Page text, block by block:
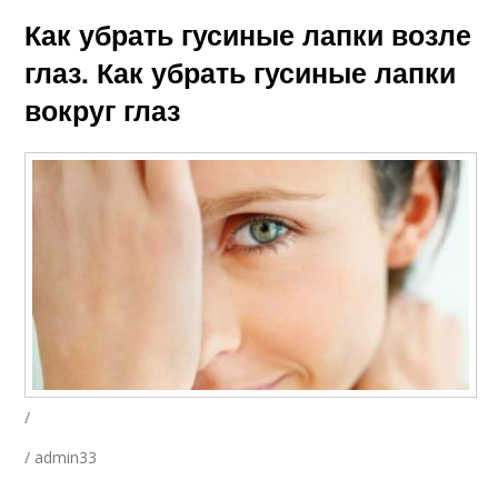
Как убрать гусиные лапки возле
глаз. Как убрать гусиные лапки
вокруг глаз
/
/ admin33